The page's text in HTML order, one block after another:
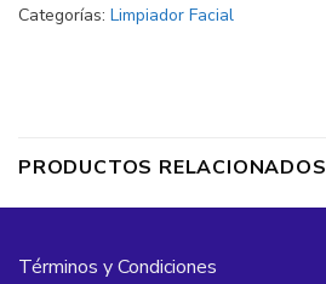
Categorías: Limpiador Facial
PRODUCTOS RELACIONADOS
Términos y Condiciones